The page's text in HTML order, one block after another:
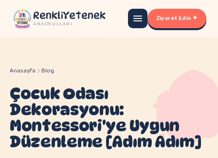
RenkliYetenek
ANAOKULLARI
Ziyaret Edin ✦
Anasayfa Blog
Çocuk Odası
Dekorasyonu:
Montessori'ye Uygun
Düzenleme [Adım Adım]